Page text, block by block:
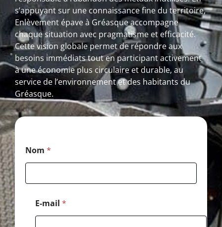
s’appuyant sur une connaissance fine du territoire,
Enlèvement épave à Gréasque accompagne
chaque situation avec pragmatisme et efficacité.
Cette vision globale permet de répondre aux
besoins immédiats tout en participant activement
à une économie plus circulaire et durable, au
service de l’environnement et des habitants du
Gréasque.
Nom *
E-mail *
P
l
*